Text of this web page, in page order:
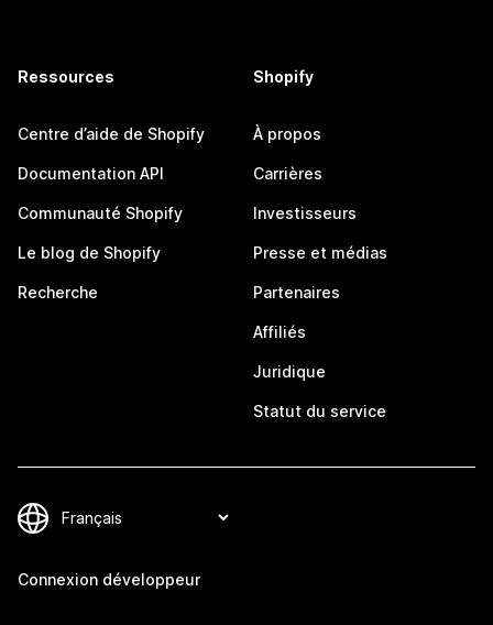
Ressources
Centre d’aide de Shopify
Documentation API
Communauté Shopify
Le blog de Shopify
Recherche
Shopify
À propos
Carrières
Investisseurs
Presse et médias
Partenaires
Affiliés
Juridique
Statut du service
Connexion développeur